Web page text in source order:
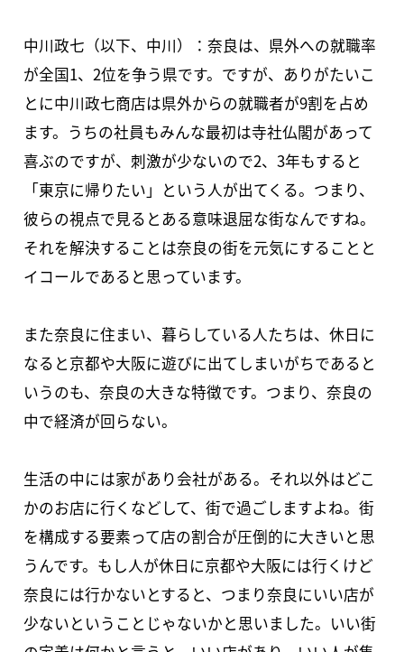
中川政七（以下、中川）：奈良は、県外への就職率
が全国1、2位を争う県です。ですが、ありがたいこ
とに中川政七商店は県外からの就職者が9割を占め
ます。うちの社員もみんな最初は寺社仏閣があって
喜ぶのですが、刺激が少ないので2、3年もすると
「東京に帰りたい」という人が出てくる。つまり、
彼らの視点で見るとある意味退屈な街なんですね。
それを解決することは奈良の街を元気にすることと
イコールであると思っています。
また奈良に住まい、暮らしている人たちは、休日に
なると京都や大阪に遊びに出てしまいがちであると
いうのも、奈良の大きな特徴です。つまり、奈良の
中で経済が回らない。
生活の中には家があり会社がある。それ以外はどこ
かのお店に行くなどして、街で過ごしますよね。街
を構成する要素って店の割合が圧倒的に大きいと思
うんです。もし人が休日に京都や大阪には行くけど
奈良には行かないとすると、つまり奈良にいい店が
少ないということじゃないかと思いました。いい街